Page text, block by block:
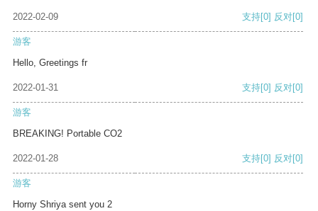
2022-02-09 支持[0] 反对[0]
游客
Hello, Greetings fr
2022-01-31 支持[0] 反对[0]
游客
BREAKING! Portable CO2
2022-01-28 支持[0] 反对[0]
游客
Horny Shriya sent you 2